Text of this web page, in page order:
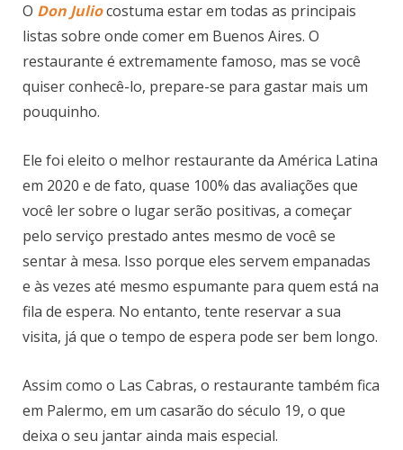
O Don Juliocostuma estar em todas as principais
listas sobre onde comer em Buenos Aires. O
restaurante é extremamente famoso, mas se você
quiser conhecê-lo, prepare-se para gastar mais um
pouquinho.
Ele foi eleito o melhor restaurante da América Latina
em 2020 e de fato, quase 100% das avaliações que
você ler sobre o lugar serão positivas, a começar
pelo serviço prestado antes mesmo de você se
sentar à mesa. Isso porque eles servem empanadas
e às vezes até mesmo espumante para quem está na
fila de espera. No entanto, tente reservar a sua
visita, já que o tempo de espera pode ser bem longo.
Assim como o Las Cabras, o restaurante também fica
em Palermo, em um casarão do século 19, o que
deixa o seu jantar ainda mais especial.